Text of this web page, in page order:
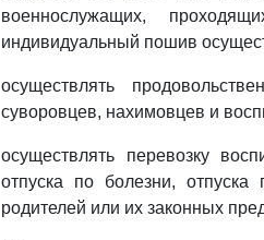
военнослужащих,
индивидуальный пошив
осуществлять
суворовцев, нахимовцев и
осуществлять перевозку
отпуска по болезни,
родителей или их законных